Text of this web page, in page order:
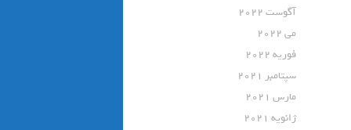
آگوست 2022
می 2022
فوریه 2022
سپتامبر 2021
مارس 2021
ژانویه 2021